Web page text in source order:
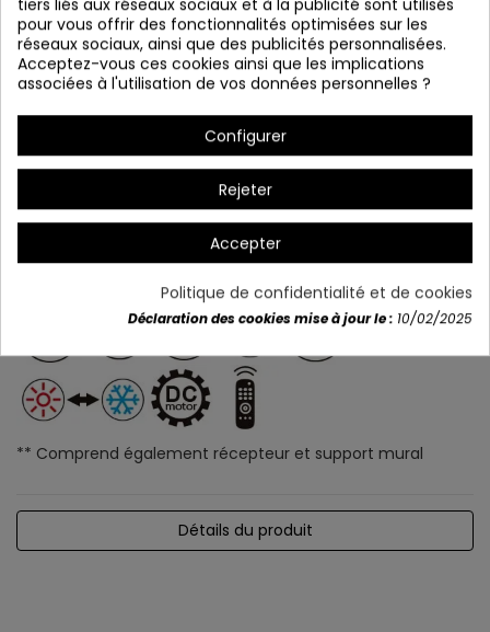
** Comprend également récepteur et support mural
Détails du produit
pour vous offrir des fonctionnalités optimisées sur les
réseaux sociaux, ainsi que des publicités personnalisées.
Acceptez-vous ces cookies ainsi que les implications
associées à l'utilisation de vos données personnelles ?
Configurer
Rejeter
Accepter
Politique de confidentialité et de cookies
Déclaration des cookies mise à jour le : 10/02/2025